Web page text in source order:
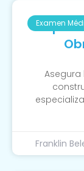
Examen
Franklin